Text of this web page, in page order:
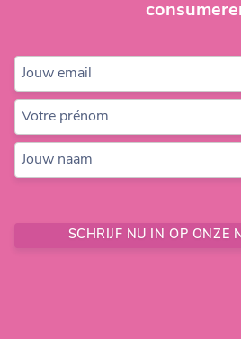
Jouw email
Votre prénom
Jouw naam
SCHRIJF NU IN OP ONZE